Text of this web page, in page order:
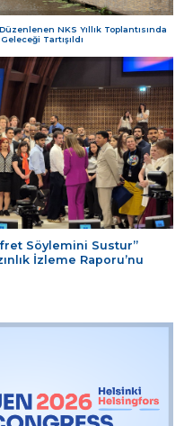
NKS Yıllık Toplantısında
Tartışıldı
Söylemini Sustur”
İzleme Raporu’nu